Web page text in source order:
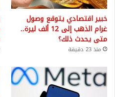
خبير اقتصادي يتوقع وصول
غرام الذهب إلى 12 ألف ليرة..
متى يحدث ذلك؟
منذ 23 دقيقة